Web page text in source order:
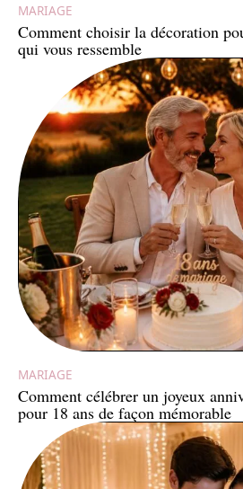
MARIAGE
Comment choisir la décoration
qui vous ressemble
MARIAGE
Comment célébrer un joyeux
pour 18 ans de façon mémorable